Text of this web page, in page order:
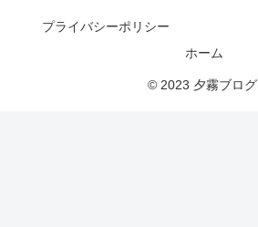
プライバシーポリシー
ホーム
© 2023 夕霧ブログ.